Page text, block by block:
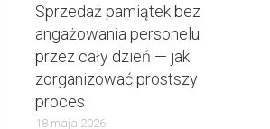
Sprzedaż pamiątek bez
angażowania personelu
przez cały dzień — jak
zorganizować prostszy
proces
18 maja 2026